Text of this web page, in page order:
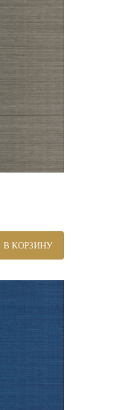
В КОРЗИНУ